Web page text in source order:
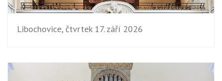
Libochovice, čtvrtek 17. září 2026